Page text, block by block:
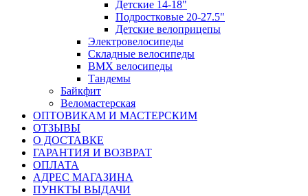
Детские 14-18"
Подростковые 20-27.5"
Детские велоприцепы
Электровелосипеды
Складные велосипеды
BMX велосипеды
Тандемы
Байкфит
Веломастерская
ОПТОВИКАМ И МАСТЕРСКИМ
ОТЗЫВЫ
О ДОСТАВКЕ
ГАРАНТИЯ И ВОЗВРАТ
ОПЛАТА
АДРЕС МАГАЗИНА
ПУНКТЫ ВЫДАЧИ